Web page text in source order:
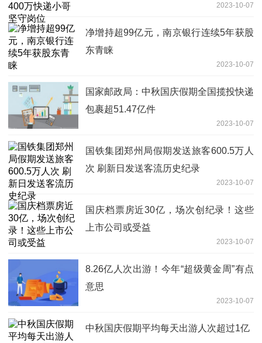
2023-10-07
净增持超99亿元，南京银行连续5年获股
东青睐
2023-10-07
​国家邮政局：中秋国庆假期全国揽投快递
包裹超51.47亿件
2023-10-07
国铁集团郑州局假期发送旅客600.5万人
次 刷新日发送客流历史纪录
2023-10-07
国庆档票房近30亿，场次创纪录！这些
上市公司或受益
2023-10-07
8.26亿人次出游！今年“超级黄金周”有点
意思
2023-10-07
中秋国庆假期平均每天出游人次超过1亿